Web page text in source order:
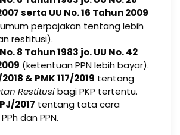
serta UU No. 16 Tahun 2009
perpajakan tentang lebih
restitusi).
8 Tahun 1983 jo. UU No. 42
(ketentuan PPN lebih bayar).
& PMK 117/2019 tentang
Restitusibagi PKP tertentu.
2017 tentang tata cara
dan PPN.